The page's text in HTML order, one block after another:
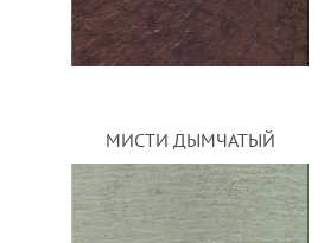
МИСТИ ДЫМЧАТЫЙ